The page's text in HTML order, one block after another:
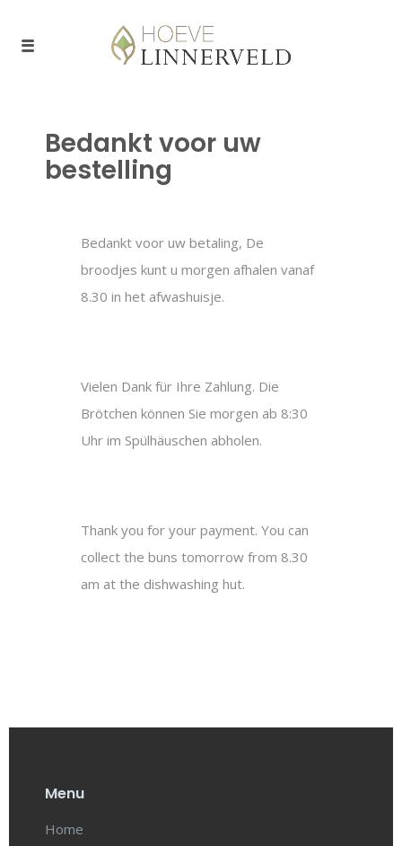
Bedankt voor uw
bestelling
Bedankt voor uw betaling, De
broodjes kunt u morgen afhalen vanaf
8.30 in het afwashuisje.
Vielen Dank für Ihre Zahlung. Die
Brötchen können Sie morgen ab 8:30
Uhr im Spülhäuschen abholen.
Thank you for your payment. You can
collect the buns tomorrow from 8.30
am at the dishwashing hut.
Menu
Home